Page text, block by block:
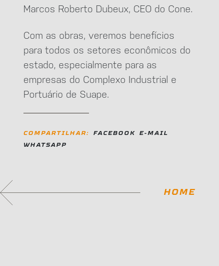
Marcos Roberto Dubeux, CEO do Cone.
Com as obras, veremos benefícios
para todos os setores econômicos do
estado, especialmente para as
empresas do Complexo Industrial e
Portuário de Suape.
COMPARTILHAR: FACEBOOK
E-MAIL
WHATSAPP
HOME